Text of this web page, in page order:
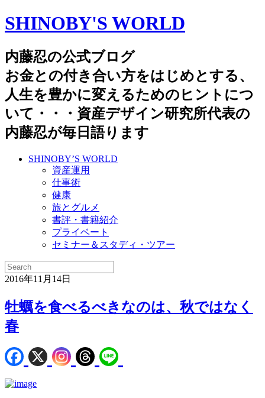
SHINOBY'S WORLD
内藤忍の公式ブログ
お金との付き合い方をはじめとする、
人生を豊かに変えるためのヒントにつ
いて・・・資産デザイン研究所代表の
内藤忍が毎日語ります
SHINOBY’S WORLD
資産運用
仕事術
健康
旅とグルメ
書評・書籍紹介
プライベート
セミナー＆スタディ・ツアー
2016年11月14日
牡蠣を食べるべきなのは、秋ではなく
春